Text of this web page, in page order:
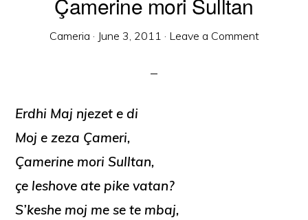
Popullit
Cameria · June 3, 2011 · Leave a Comment
Erdhi Maj njezet e di
Moj e zeza Çameri,
Çamerine mori Sulltan,
çe leshove ate pike vatan?
S’keshe moj me se te mbaj,